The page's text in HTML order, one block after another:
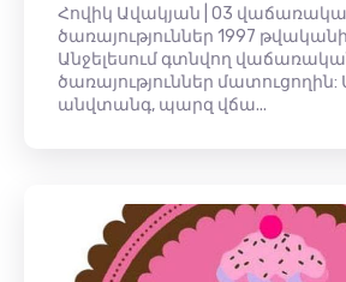
Հովիկ Ավակյան | O3
ծառայություններ 1997
Անջելեսում գտնվող
ծառայություններ
անվտանգ, պարզ վճա...